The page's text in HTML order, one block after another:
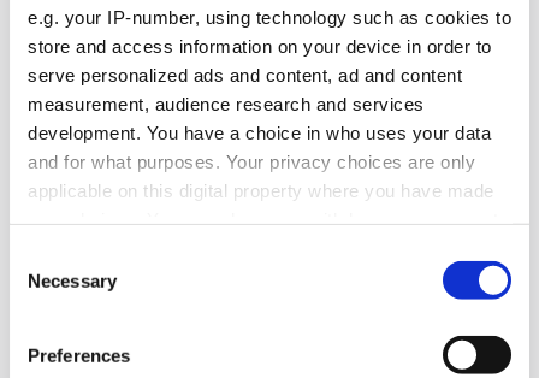
e.g. your IP-number, using technology such as cookies to
store and access information on your device in order to
serve personalized ads and content, ad and content
measurement, audience research and services
development. You have a choice in who uses your data
and for what purposes. Your privacy choices are only
applicable on this digital property where you have made
the Privacy trigger icon.
Find out more about how your personal data is processed
and set your preferences in the
Selection
Necessary
Preferences
Affärer Pr
2026-07-27, 08:39
Nedåt men närmare svart för
Intellecta
Pr-byrån Intellecta minskade intäkterna under
2025 men tog ett steg närmare svarta siffror.